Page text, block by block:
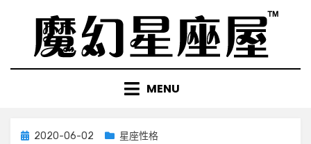
content
MENU
Posted
2020-06-02 星座性格